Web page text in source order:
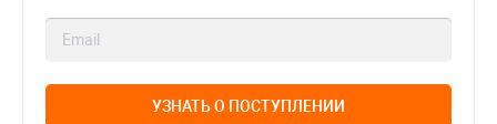
УЗНАТЬ О ПОСТУПЛЕНИИ